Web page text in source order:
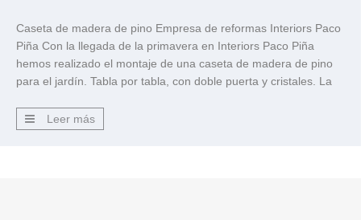
Caseta de madera de pino Empresa de reformas Interiors Paco
Piña Con la llegada de la primavera en Interiors Paco Piña
hemos realizado el montaje de una caseta de madera de pino
para el jardín. Tabla por tabla, con doble puerta y cristales. La
barnizamos con […]
Leer más